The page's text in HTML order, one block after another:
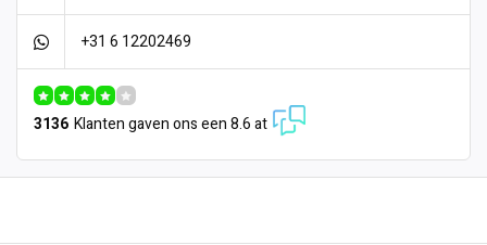
+31 6 12202469
3136 Klanten gaven ons een 8.6 at